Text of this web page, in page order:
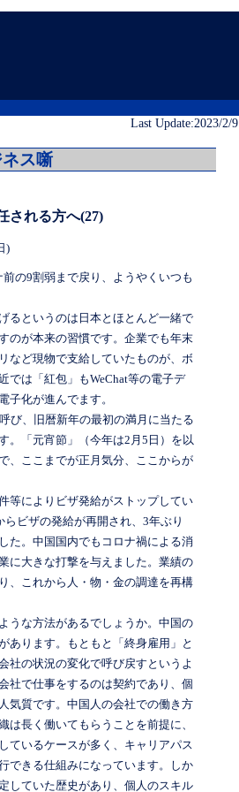
Last Update:2023/2/9
ス噺
される方へ(27)
)
の9割弱まで戻り、ようやくいつも
るというのは日本とほとんど一緒で
のが本来の習慣です。企業でも年末
など現物で支給していたものが、ボ
では「紅包」もWeChat等の電子デ
子化が進んでます。
び、旧暦新年の最初の満月に当たる
。「元宵節」（今年は2月5日）を以
、ここまでが正月気分、ここからが
等によりビザ発給がストップしてい
ビザの発給が再開され、3年ぶり
た。中国国内でもコロナ禍による消
に大きな打撃を与えました。業績の
、これから人・物・金の調達を再構
うな方法があるでしょうか。中国の
あります。もともと「終身雇用」と
社の状況の変化で呼び戻すというよ
社で仕事をするのは契約であり、個
気質です。中国人の会社での働き方
長く働いてもらうことを前提に、
ているケースが多く、キャリアパス
できる仕組みになっています。しか
していた歴史があり、個人のスキル